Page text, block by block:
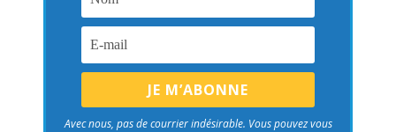
Avec nous, pas de courrier indésirable. Vous pouvez vous